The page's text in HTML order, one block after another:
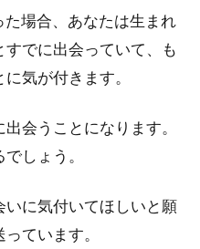
た場合、あなたは生まれ
でに出会っていて、も
気が付きます。
会うことになります。
しょう。
に気付いてほしいと願
ています。